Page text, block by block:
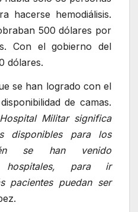
hacerse hemodiálisis.
500 dólares por
Con el gobierno del
dólares.
se han logrado con el
de camas.
Militar significa
disponibles para los
se han venido
hospitales, para ir
pacientes puedan ser